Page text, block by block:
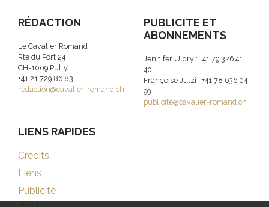
RÉDACTION
Le Cavalier Romand
Rte du Port 24
CH-1009 Pully
+41 21 729 86 83
redaction@cavalier-romand.ch
PUBLICITE ET
ABONNEMENTS
Jennifer Uldry : +41 79 326 41
40
Françoise Jutzi : +41 78 636 04
99
publicite@cavalier-romand.ch
LIENS RAPIDES
Crédits
Liens
Publicité